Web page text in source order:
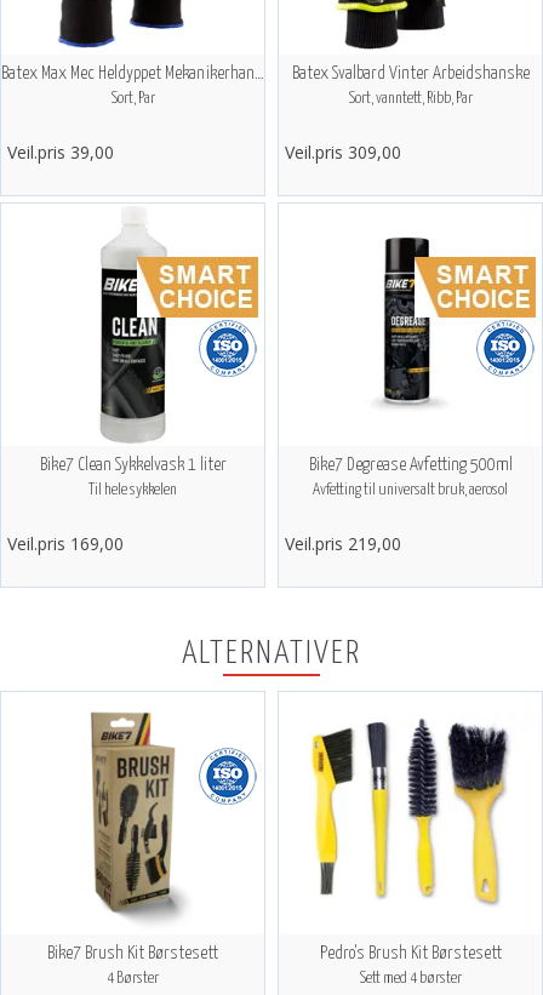
Batex Max Mec Heldyppet Mekanikerhansker
Sort, Par
Veil.pris 39,00
Batex Svalbard Vinter Arbeidshanske
Sort, vanntett, Ribb, Par
Veil.pris 309,00
Bike7 Clean Sykkelvask 1 liter
Til hele sykkelen
Veil.pris 169,00
Bike7 Degrease Avfetting 500ml
Avfetting til universalt bruk, aerosol
Veil.pris 219,00
ALTERNATIVER
Bike7 Brush Kit Børstesett
4 Børster
Pedro's Brush Kit Børstesett
Sett med 4 børster